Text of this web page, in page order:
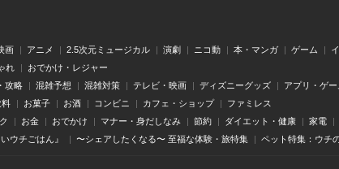
画 アニメ 2.5次元ミュージカル 演劇 ニコ動 本・マンガ ゲーム
れ おでかけ・レジャー
攻略 混雑予想 混雑対策 テレビ・映画 ディズニーグッズ アプリ・ゲー
料 お菓子 お酒 コンビニ カフェ・ショップ ファミレス
お金 おでかけ マナー・身だしなみ 節約 ダイエット・健康 家電
ウチごはん』 〜シェアしたくなる〜 至福な体験・旅特集 ペット特集：ウチ